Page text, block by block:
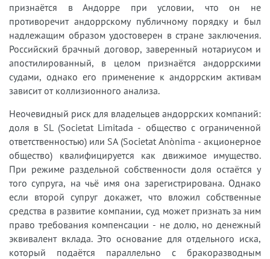
признаётся в Андорре при условии, что он не
противоречит андоррскому публичному порядку и был
надлежащим образом удостоверен в стране заключения.
Российский брачный договор, заверенный нотариусом и
апостилированный, в целом признаётся андоррскими
судами, однако его применение к андоррским активам
зависит от коллизионного анализа.
Неочевидный риск для владельцев андоррских компаний:
доля в SL (Societat Limitada - общество с ограниченной
ответственностью) или SA (Societat Anònima - акционерное
общество) квалифицируется как движимое имущество.
При режиме раздельной собственности доля остаётся у
того супруга, на чьё имя она зарегистрирована. Однако
если второй супруг докажет, что вложил собственные
средства в развитие компании, суд может признать за ним
право требования компенсации - не долю, но денежный
эквивалент вклада. Это основание для отдельного иска,
который подаётся параллельно с бракоразводным